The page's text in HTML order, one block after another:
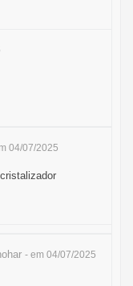
04/07/2025
- em 04/07/2025